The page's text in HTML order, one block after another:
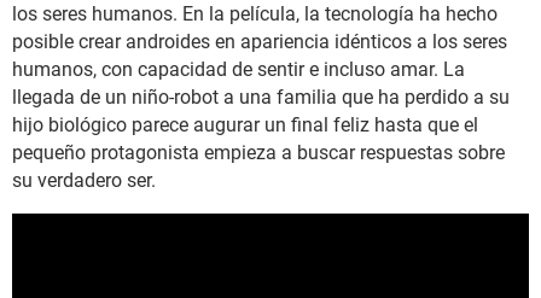
los seres humanos. En la película, la tecnología ha hecho
posible crear androides en apariencia idénticos a los seres
humanos, con capacidad de sentir e incluso amar. La
llegada de un niño-robot a una familia que ha perdido a su
hijo biológico parece augurar un final feliz hasta que el
pequeño protagonista empieza a buscar respuestas sobre
su verdadero ser.